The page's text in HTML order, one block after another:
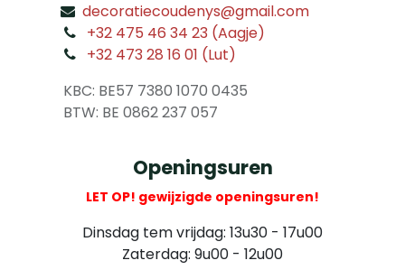
decoratiecoudenys@gmail.com
+32 475 46 34 23 (Aagje)
+32 473 28 16 01 (Lut)
KBC: BE57 7380 1070 0435
​ BTW: BE 0862 237 057
Openingsuren
LET OP! gewijzigde openingsuren!
Dinsdag tem vrijdag: 13u30 - 17u00
Zaterdag: 9u00 - 12u00